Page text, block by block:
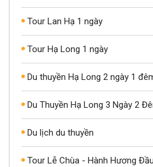
Tour Lan Hạ 1 ngày
Tour Hạ Long 1 ngày
Du thuyền Hạ Long 2 ngày 1
Du Thuyền Hạ Long 3 Ngày 2
Du lịch du thuyền
Tour Lễ Chùa - Hành Hương